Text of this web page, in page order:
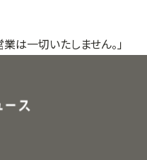
は一切いたしません。」